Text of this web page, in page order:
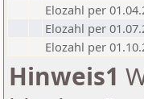
Elozahl per
Elozahl per
Elozahl per
Hinweis1